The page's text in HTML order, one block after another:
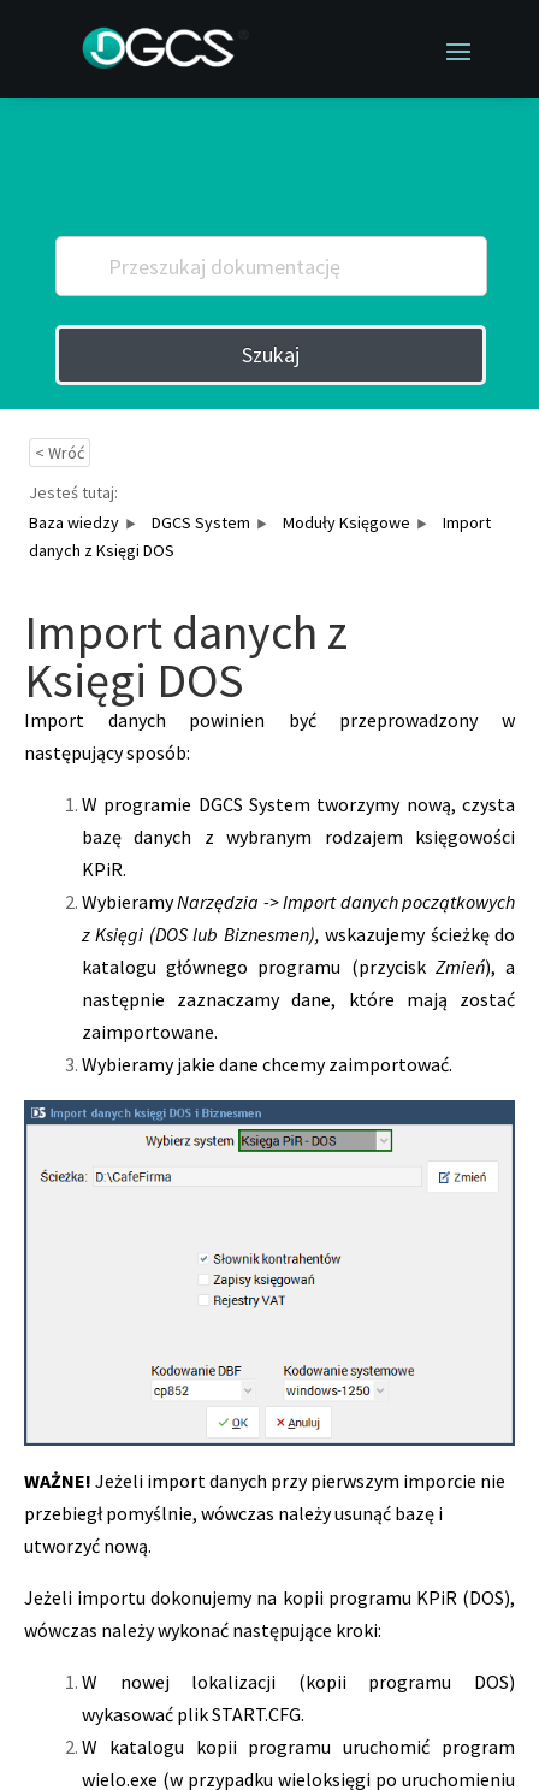
Szukaj
< Wróć
Jesteś tutaj:
Baza wiedzy
DGCS System Moduły Księgowe
Import
danych z Księgi DOS
Import danych z
Księgi DOS
Import danych powinien być przeprowadzony w
następujący sposób:
W programie DGCS System tworzymy nową, czysta
bazę danych z wybranym rodzajem księgowości
KPiR.
WybieramyNarzędzia -> Import danych początkowych
z Księgi (DOS lub Biznesmen),wskazujemy ścieżkę do
katalogu głównego programu (przycisk Zmień), a
następnie zaznaczamy dane, które mają zostać
zaimportowane.
Wybieramy jakie dane chcemy zaimportować.
WAŻNE! Jeżeli import danych przy pierwszym imporcie nie
przebiegł pomyślnie, wówczas należy usunąć bazę i
utworzyć nową.
Jeżeli importu dokonujemy na kopii programu KPiR (DOS),
wówczas należy wykonać następujące kroki:
W nowej lokalizacji (kopii programu DOS)
wykasować plik START.CFG.
W katalogu kopii programu uruchomić program
wielo.exe (w przypadku wieloksięgi po uruchomieniu